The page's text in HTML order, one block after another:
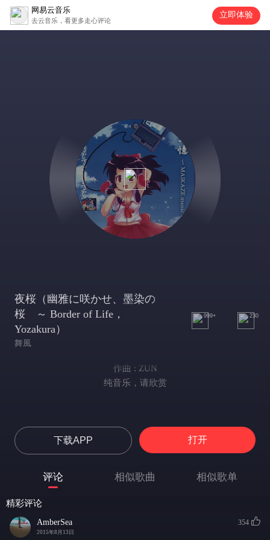
网易云音乐
去云音乐，看更多走心评论
立即体验
夜桜（幽雅に咲かせ、墨染の
桜 ～ Border of Life，
Yozakura）
舞風
999+ 230
作曲 : ZUN
纯音乐，请欣赏
下载APP 打开
评论 相似歌曲 相似歌单
精彩评论
AmberSea
2015年8月13日
354